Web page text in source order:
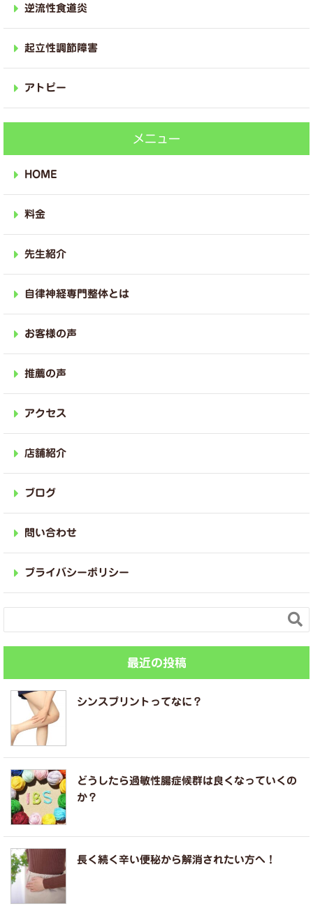
逆流性食道炎
起立性調節障害
アトピー
メニュー
HOME
料金
先生紹介
自律神経専門整体とは
お客様の声
推薦の声
アクセス
店舗紹介
ブログ
問い合わせ
プライバシーポリシー

最近の投稿
シンスプリントってなに？
どうしたら過敏性腸症候群は良くなっていくの
か？
長く続く辛い便秘から解消されたい方へ！